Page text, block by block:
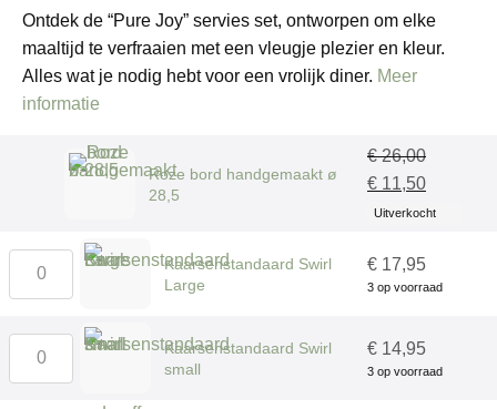
INSPIRATIE
OVER MIJ
CONTACT
Ontdek de “Pure Joy” servies set, ontworpen om elke
maaltijd te verfraaien met een vleugje plezier en kleur.
Alles wat je nodig hebt voor een vrolijk diner. Meer
informatie
Roze bord handgemaakt ø
28,5
€26,00
Oorspronkelijke
prijs
€ 26,00.
€ 11,50Huidige
prijs
€ 11,50.
Uitverkocht
Kaarsenstandaard
Kaarsenstandaard Swirl
Large
€ 17,95
3 op voorraad
Kaarsenstandaard
Kaarsenstandaard Swirl
small
€ 14,95
3 op voorraad